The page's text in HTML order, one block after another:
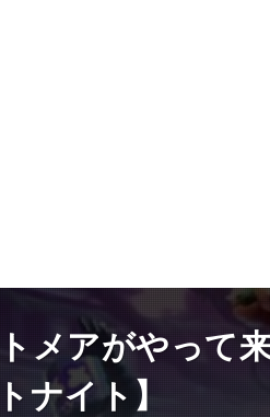
メアがやって
ナイト】